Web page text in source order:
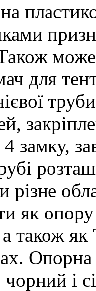
для
замку,
різне
як
а також
Опорна
і